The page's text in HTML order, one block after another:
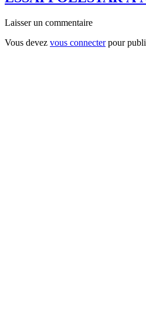
Laisser un commentaire
Vous devez vous connecterpour